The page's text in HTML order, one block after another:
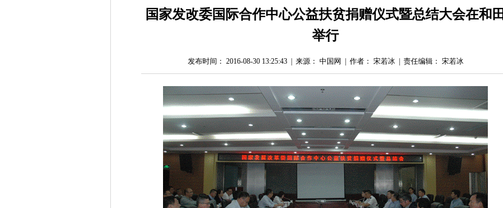
国家发改委国际合作中心公益扶贫捐赠仪式暨总结大会在和田
举行
发布时间： 2016-08-30 13:25:43| 来源： 中国网 作者： 宋若冰| 责任编辑： 宋若冰